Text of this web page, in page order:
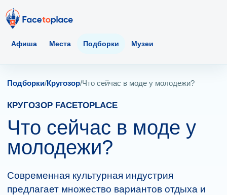
Афиша Места Подборки Музеи
Подборки/Кругозор/Что сейчас в моде у молодежи?
КРУГОЗОР FACETOPLACE
Что сейчас в моде у
молодежи?
Современная культурная индустрия
предлагает множество вариантов отдыха и